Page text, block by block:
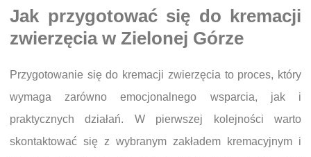
Jak przygotować się do kremacji
zwierzęcia w Zielonej Górze
Przygotowanie się do kremacji zwierzęcia to proces, który
wymaga zarówno emocjonalnego wsparcia, jak i
praktycznych działań. W pierwszej kolejności warto
skontaktować się z wybranym zakładem kremacyjnym i